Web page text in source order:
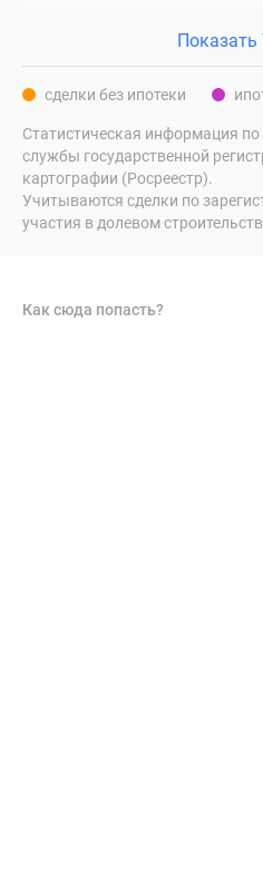
сделки без ипотеки
Статистическая информация
службы государственной
картографии (Росреестр).
Учитываются сделки по
участия в долевом
Как сюда попасть?